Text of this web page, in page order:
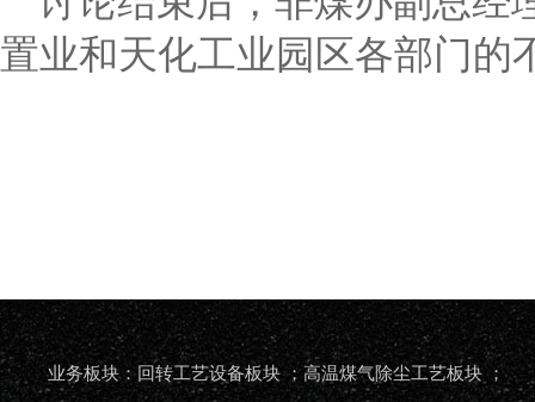
置业和天化工业园区各部门的
业务板块：回转工艺设备板块 ；高温煤气除尘工艺板块 ；